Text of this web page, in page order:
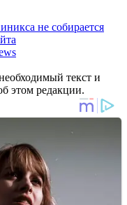
не собирается
текст и
этом редакции.